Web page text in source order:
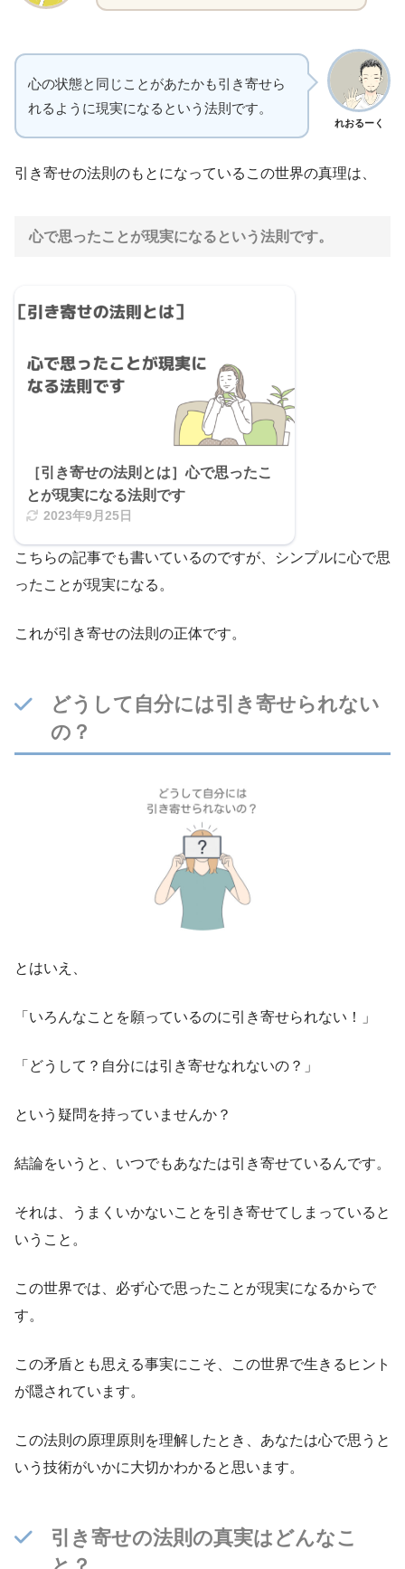
れおるーく
心の状態と同じことがあたかも引き寄せら
れるように現実になるという法則です。
引き寄せの法則のもとになっているこの世界の真理は、
心で思ったことが現実になるという法則です。
［引き寄せの法則とは］心で思ったこ
とが現実になる法則です
2023年9月25日
こちらの記事でも書いているのですが、シンプルに心で思
ったことが現実になる。
これが引き寄せの法則の正体です。
どうして自分には引き寄せられない
の？
とはいえ、
「いろんなことを願っているのに引き寄せられない！」
「どうして？自分には引き寄せなれないの？」
という疑問を持っていませんか？
結論をいうと、いつでもあなたは引き寄せているんです。
それは、うまくいかないことを引き寄せてしまっていると
いうこと。
この世界では、必ず心で思ったことが現実になるからで
す。
この矛盾とも思える事実にこそ、この世界で生きるヒント
が隠されています。
この法則の原理原則を理解したとき、あなたは心で思うと
いう技術がいかに大切かわかると思います。
引き寄せの法則の真実はどんなこ